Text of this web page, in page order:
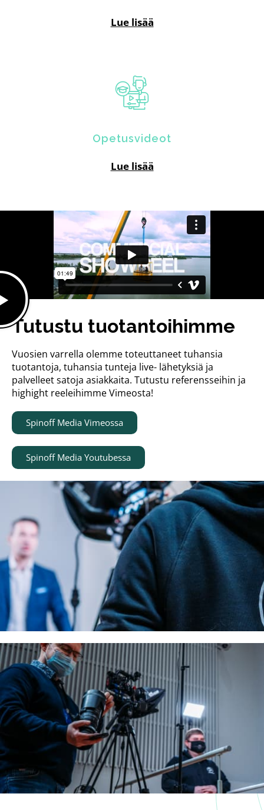
Lue lisää
Opetusvideot
Lue lisää
Tutustu tuotantoihimme
Vuosien varrella olemme toteuttaneet tuhansia
tuotantoja, tuhansia tunteja live- lähetyksiä ja
palvelleet satoja asiakkaita. Tutustu referensseihin ja
highight reeleihimme Vimeosta!
Spinoff Media Vimeossa
Spinoff Media Youtubessa